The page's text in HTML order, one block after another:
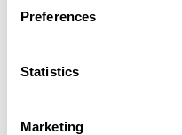
Preferences
Statistics
Marketing